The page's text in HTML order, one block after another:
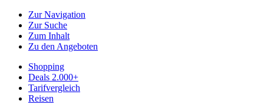
Zur Navigation
Zur Suche
Zum Inhalt
Zu den Angeboten
Shopping
Deals 2.000+
Tarifvergleich
Reisen